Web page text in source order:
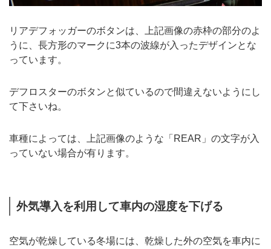
リアデフォッガーのボタンは、上記画像の赤枠の部分のよ
うに、長方形のマークに3本の波線が入ったデザインとな
っています。
デフロスターのボタンと似ているので間違えないようにし
て下さいね。
車種によっては、上記画像のような「REAR」の文字が入
っていない場合が有ります。
外気導入を利用して車内の湿度を下げる
空気が乾燥している冬場には、乾燥した外の空気を車内に